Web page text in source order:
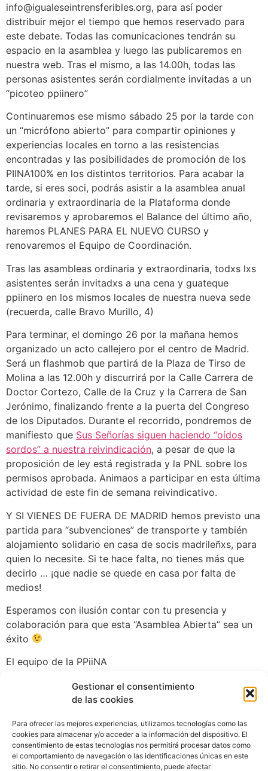
Gestionar el consentimiento
de las cookies
Para ofrecer las mejores experiencias, utilizamos tecnologías como las
cookies para almacenar y/o acceder a la información del dispositivo. El
consentimiento de estas tecnologías nos permitirá procesar datos como
el comportamiento de navegación o las identificaciones únicas en este
sitio. No consentir o retirar el consentimiento, puede afectar
info@igualeseintrensferibles.org, para así poder
distribuir mejor el tiempo que hemos reservado para
este debate. Todas las comunicaciones tendrán su
espacio en la asamblea y luego las publicaremos en
nuestra web. Tras el mismo, a las 14.00h, todas las
personas asistentes serán cordialmente invitadas a un
“picoteo ppiinero”
Continuaremos ese mismo sábado 25 por la tarde con
un “micrófono abierto” para compartir opiniones y
experiencias locales en torno a las resistencias
encontradas y las posibilidades de promoción de los
PIINA100% en los distintos territorios. Para acabar la
tarde, si eres soci, podrás asistir a la asamblea anual
ordinaria y extraordinaria de la Plataforma donde
revisaremos y aprobaremos el Balance del último año,
haremos PLANES PARA EL NUEVO CURSO y
renovaremos el Equipo de Coordinación.
Tras las asambleas ordinaria y extraordinaria, todxs lxs
asistentes serán invitadxs a una cena y guateque
ppiinero en los mismos locales de nuestra nueva sede
(recuerda, calle Bravo Murillo, 4)
Para terminar, el domingo 26 por la mañana hemos
organizado un acto callejero por el centro de Madrid.
Será un flashmob que partirá de la Plaza de Tirso de
Molina a las 12.00h y discurrirá por la Calle Carrera de
Doctor Cortezo, Calle de la Cruz y la Carrera de San
Jerónimo, finalizando frente a la puerta del Congreso
de los Diputados. Durante el recorrido, pondremos de
manifiesto que Sus Señorías siguen haciendo “oídos
sordos” a nuestra reivindicación, a pesar de que la
proposición de ley está registrada y la PNL sobre los
permisos aprobada. Animaos a participar en esta última
actividad de este fin de semana reivindicativo.
Y SI VIENES DE FUERA DE MADRID hemos previsto una
partida para “subvenciones” de transporte y también
alojamiento solidario en casa de socis madrileñxs, para
quien lo necesite. Si te hace falta, no tienes más que
decirlo … ¡que nadie se quede en casa por falta de
medios!
Esperamos con ilusión contar con tu presencia y
colaboración para que esta “Asamblea Abierta” sea un
éxito
El equipo de la PPiiNA